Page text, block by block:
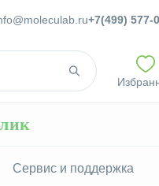
+7(499) 577-
Сервис и поддержка